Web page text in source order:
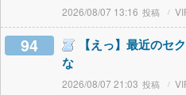
2026/08/07 13:16
94
【えっ】最近のセ
な
2026/08/07 21:03